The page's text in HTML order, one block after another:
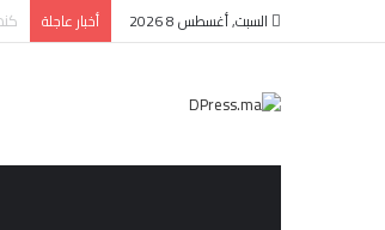
السبت, أغسطس 8 2026 أخبار عاجلة